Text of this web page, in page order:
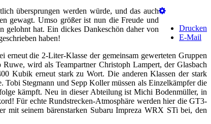
Drucken
E-Mail
übersprungen werden würde, und das auch
gewagt. Umso größer ist nun die Freude und
gelohnt hat. Ein dickes Dankeschön daher von
haben!
erneut die 2-Liter-Klasse der gemeinsam gewerteten Gruppen
wird als Teampartner Christoph Lampert, der Glasbach
Kubik erneut stark zu Wort. Die anderen Klassen der stark
Stegmann und Sepp Koller müssen als Einzelkämpfer die
kämpft. Neu in dieser Abteilung ist Michi Bodenmüller, in
Für echte Rundstrecken-Atmosphäre werden hier die GT3-
mit seinem bärenstarken Subaru Impreza WRX STi bei, den